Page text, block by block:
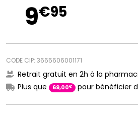
9€95
CODE CIP: 3665606001171
Retrait gratuit en 2h à la
Plus que
69,00€ pour bénéficier